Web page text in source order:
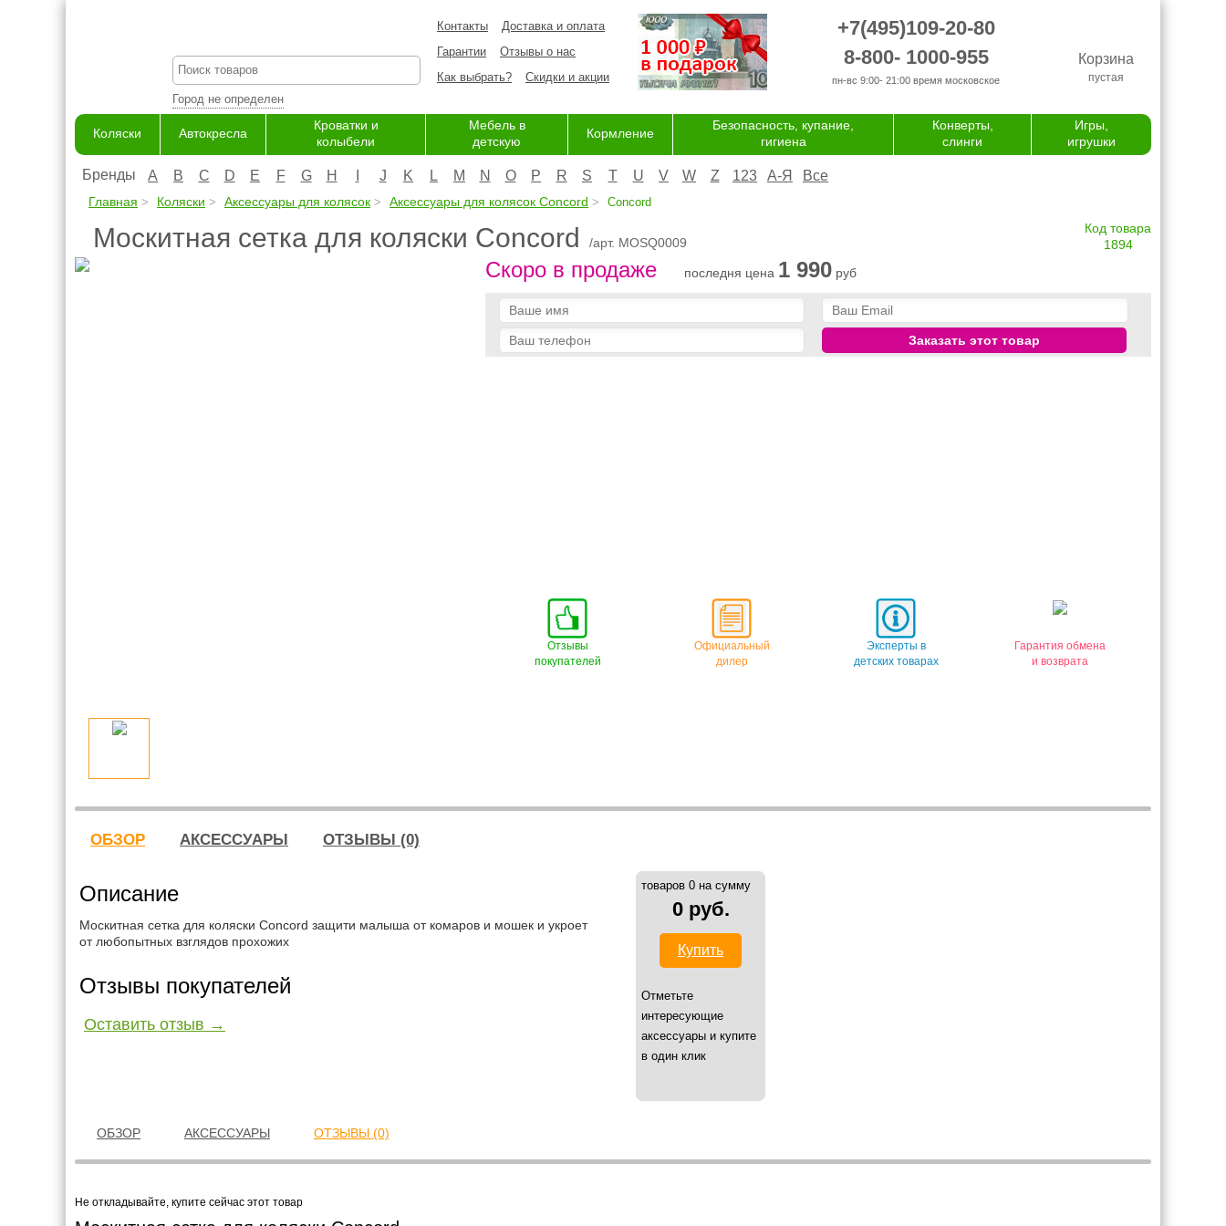
Город не определен
Контакты
Доставка и оплата
Гарантии
Отзывы о нас
Как выбрать?
Скидки и акции
+7(495)109-20-80
8-800- 1000-955
пн-вс 9:00- 21:00 время московское
Корзина
пустая
Коляски Автокресла
Кроватки и
колыбели
Мебель в
детскую
Кормление
Безопасность, купание,
гигиена
Конверты,
слинги
Игры,
игрушки
Бренды A B C D E F G H J K L M N O P R S T U V W Z 123 А-Я Все
Главная Коляски Аксессуары для колясок Аксессуары для колясок Concord Concord
Москитная сетка для коляски Concord /арт. MOSQ0009
Код товара
1894
Скоро в продаже последня цена 1 990 руб
Заказать этот товар
Отзывы
покупателей
Официальный
дилер
Эксперты в
детских товарах
Гарантия обмена
и возврата
ОБЗОР АКСЕССУАРЫ ОТЗЫВЫ (0)
Описание
Москитная сетка для коляски Concord защити малыша от комаров и мошек и укроет
от любопытных взглядов прохожих
Отзывы покупателей
Оставить отзыв →
товаров 0 на сумму
0 руб.
Купить
Отметьте
интересующие
аксессуары и купите
в один клик
ОБЗОР АКСЕССУАРЫ ОТЗЫВЫ (0)
Не откладывайте, купите сейчас этот товар